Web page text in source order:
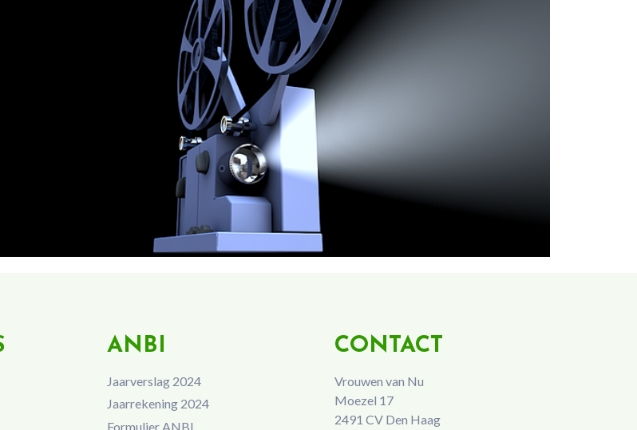
ANBI
Jaarverslag 2024
Jaarrekening 2024
Formulier ANBI
CONTACT
Vrouwen van Nu
Moezel 17
2491 CV Den Haag